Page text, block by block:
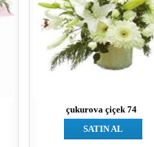
çukurova çiçek 74
SATIN AL